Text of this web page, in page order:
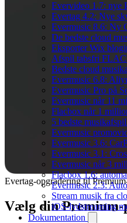
Evervideo 1.7: nye
Evertag 4.2: Nye
Evermusic 8.6: Ny
De bedste cloud
Eksporter Wix
Afspil tabsfri FLAC
Bedste cloud
Evermusic 6.8:
Evermusic Pro på
Evermusic når 11
Flacbox når 1
5 bedste
Evermusic
Evermusic 3.6:
Evermusic 3.1:
Evermusic når 3
Flacbox 1.6:
Evermusic 2.3:
Stream musik fra
iOS-lydstreaming
Dokumentation
Evertag-opgradering til
Vælg din Premium-